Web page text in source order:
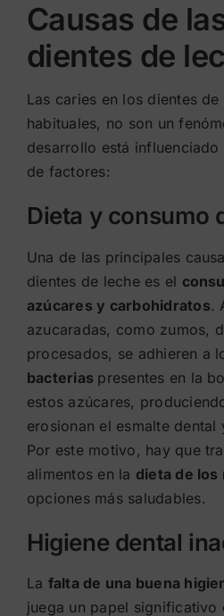
Causas de
dientes de
Las caries en los dientes
habituales, no son un
desarrollo está
de factores:
Dieta y consumo
Una de las principales
dientes de leche es el
azúcares y carbohidratos.
azucaradas, como zumos,
procesados, se adhieren a
bacterias presentes en la
estos azúcares,
erosionan el esmalte dental
Por este motivo, hay que
alimentos en la dieta de los
opciones más saludables.
Higiene dental
La falta de una buena
juega un papel significativo